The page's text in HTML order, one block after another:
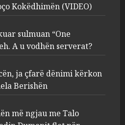
Persona të maskuar
“One Albania”,
u fsheh. A u vodhën
25, 2025
jep pretencën, ja
dënimi kërkon për
Kokëdhimën (VIDEO)
sulmuan “One
A u vodhën serverat?
ja çfarë dënimi kërkon
Berishën
më ngjau me Talo